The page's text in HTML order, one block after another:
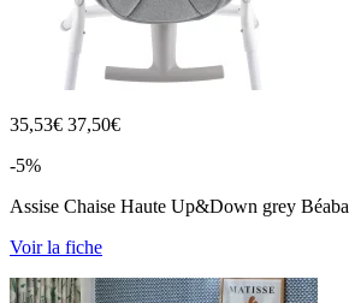
35,53€ 37,50€
-5%
Assise Chaise Haute Up&Down grey Béaba
Voir la fiche